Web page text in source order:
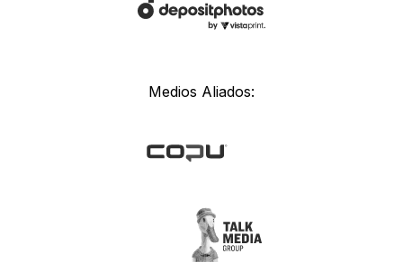
Medios Aliados: